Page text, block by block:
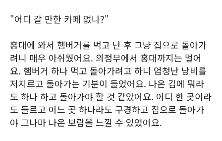
"어디 갈 만한 카페 없나?"
홍대에 와서 햄버거를 먹고 난 후 그냥 집으로 돌아가
려니 매우 아쉬웠어요. 의정부에서 홍대까지는 멀어
요. 햄버거 하나 먹고 돌아가려고 하니 엄청난 낭비를
저지르고 돌아가는 기분이 들었어요. 나온 김에 뭐라
도 하나 하고 돌아가야 할 것 같았어요. 어디 한 곳이라
도 들르고 어느 곳 하나라도 구경하고 집으로 돌아가
야 그나마 나온 보람을 느낄 수 있었어요.